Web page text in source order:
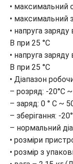
• максимальний
• максимальний
• напруга
В при 25 °С
• напруга
В при 25 °С
• Діапазон
– розряд: -20°C
– заряд: 0 ° C ~
– зберігання: -
– нормальний
• розміри
• розмір з